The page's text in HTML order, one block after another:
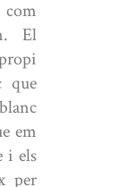
El
que
em
i els
per